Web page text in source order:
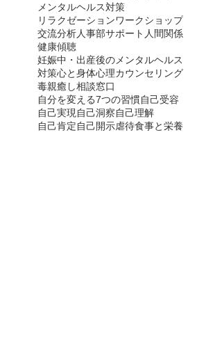
メンタルヘルス対策
リラクゼーションワークショップ
交流分析人事部サポート 人間関係
健康傾聴
妊娠中・出産後のメンタルヘルス
対策心と身体心理カウンセリング
毒親癒し相談窓口
自分を変える7つの習慣自己受容
自己実現 自己洞察自己理解
自己肯定自己開示虐待食事と栄養